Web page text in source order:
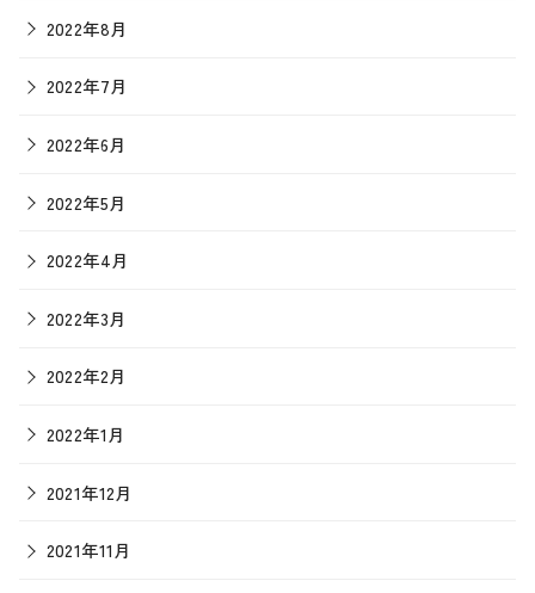
2022年8月
2022年7月
2022年6月
2022年5月
2022年4月
2022年3月
2022年2月
2022年1月
2021年12月
2021年11月